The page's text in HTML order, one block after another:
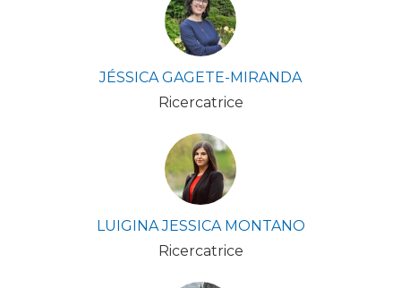
JÉSSICA GAGETE-MIRANDA
Ricercatrice
LUIGINA JESSICA MONTANO
Ricercatrice